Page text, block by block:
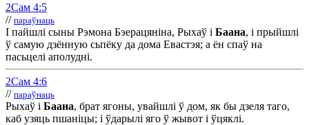
2Сам 4:5
// параўнаць
І пайшлі сыны Рэмона Бэерацяніна, Рыхаў і Баана, і прыйшлі
ў самую дзённую сьпёку да дома Евастэя; а ён спаў на
пасьцелі аполудні.
2Сам 4:6
// параўнаць
Рыхаў і Баана, брат ягоны, увайшлі ў дом, як бы дзеля таго,
каб узяць пшаніцы; і ўдарылі яго ў жывот і ўцяклі.